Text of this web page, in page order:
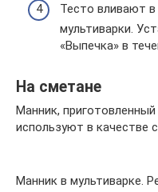
Тесто вливают
мультиварки.
«Выпечка» в
На сметане
Манник,
используют в качестве
Манник в мультиварке.